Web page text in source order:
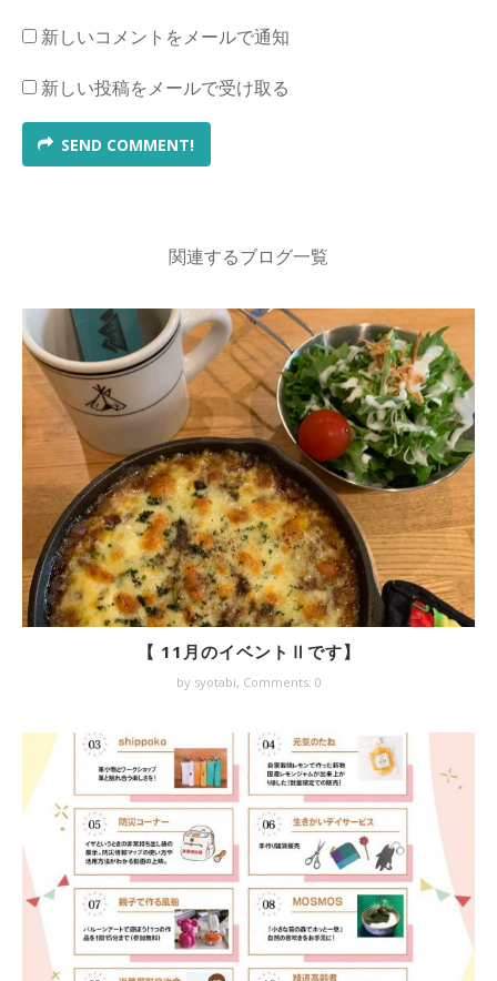
新しいコメントをメールで通知
新しい投稿をメールで受け取る
SEND COMMENT!
関連するブログ一覧
【 11月のイベントⅡです】
by syotabi, Comments: 0